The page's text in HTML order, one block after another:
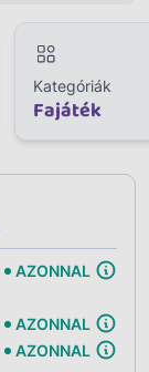
Kategóriák
Fajáték
AZONNAL
AZONNAL
AZONNAL